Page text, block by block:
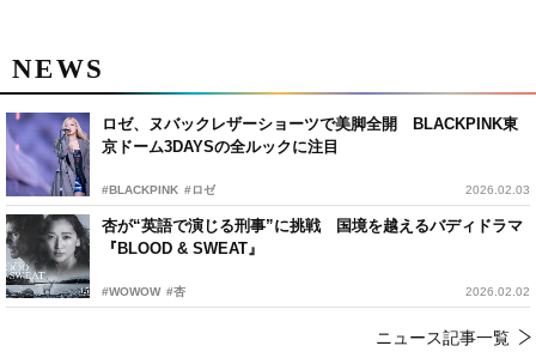
NEWS
ロゼ、ヌバックレザーショーツで美脚全開 BLACKPINK東
京ドーム3DAYSの全ルックに注目
#BLACKPINK #ロゼ 2026.02.03
杏が“英語で演じる刑事”に挑戦 国境を越えるバディドラマ
『BLOOD & SWEAT』
#WOWOW #杏 2026.02.02
ニュース記事一覧